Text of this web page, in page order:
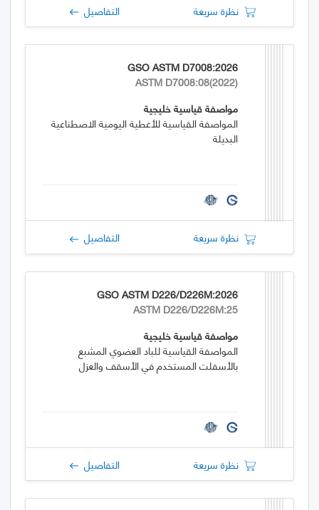
نظرة سريعة التفاصيل
GSO ASTM D7008:2026
ASTM D7008:08(2022)
مواصفة قياسية خليجية
المواصفة القياسية للأغطية اليومية الاصطناعية
البديلة
نظرة سريعة التفاصيل
GSO ASTM D226/D226M:2026
ASTM D226/D226M:25
مواصفة قياسية خليجية
المواصفة القياسية للباد العضوي المشبع
بالأسفلت المستخدم في الأسقف والعزل
نظرة سريعة التفاصيل